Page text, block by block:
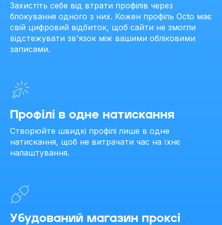
Захистіть себе від втрати профілів через
блокування одного з них. Кожен профіль Octo має
свій цифровий відбиток, щоб сайти не змогли
відстежувати зв'язок між вашими обліковими
записами.
Профілі в одне натискання
Створюйте швидкі профілі лише в одне
натискання, щоб не витрачати час на їхнє
налаштування.
Убудований магазин проксі